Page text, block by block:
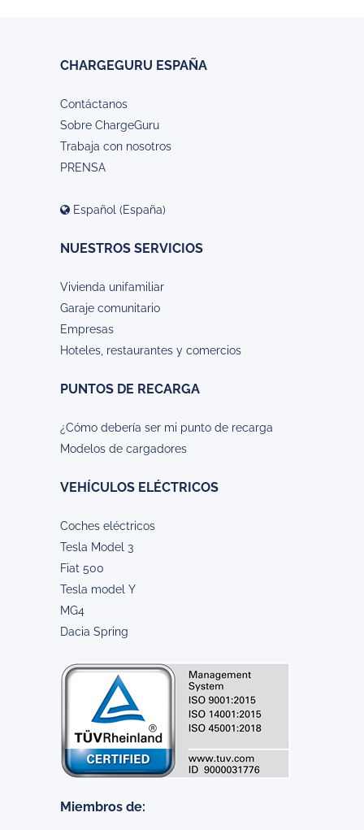
CHARGEGURU ESPAÑA
Contáctanos
Sobre ChargeGuru
Trabaja con nosotros
PRENSA
Español (España)
NUESTROS SERVICIOS
Vivienda unifamiliar
Garaje comunitario
Empresas
Hoteles, restaurantes y comercios
PUNTOS DE RECARGA
¿Cómo debería ser mi punto de recarga
Modelos de cargadores
VEHÍCULOS ELÉCTRICOS
Coches eléctricos
Tesla Model 3
Fiat 500
Tesla model Y
MG4
Dacia Spring
Miembros de: